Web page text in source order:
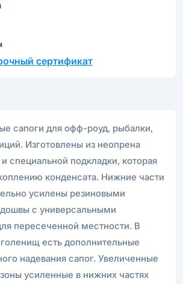
сертификат
сапоги для офф-роуд, рыбалки,
Изготовлены из неопрена
специальной подкладки, которая
конденсата. Нижние части
усилены резиновыми
с универсальными
пересеченной местности. В
голенищ есть дополнительные
надевания сапог. Увеличенные
усиленные в нижних частях